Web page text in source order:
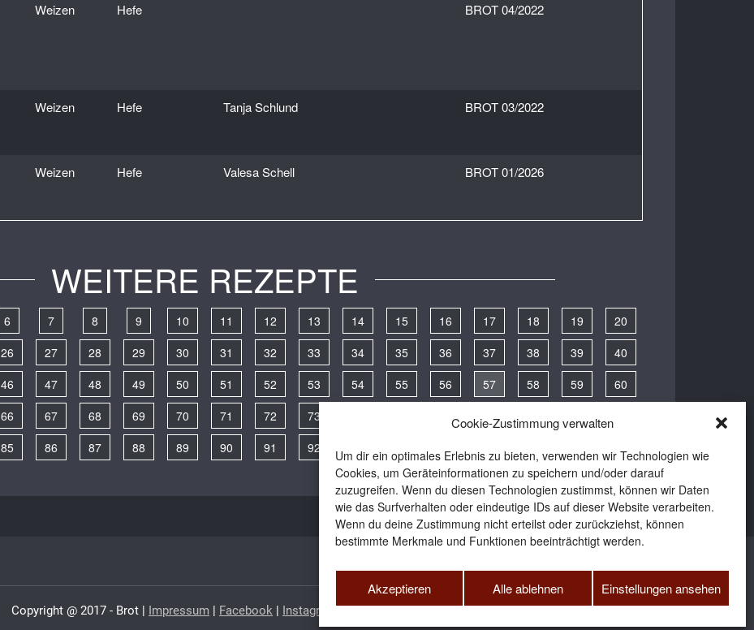
Cookie-Zustimmung verwalten
Um dir ein optimales Erlebnis zu bieten, verwenden wir Technologien wie
Cookies, um Geräteinformationen zu speichern und/oder darauf
zuzugreifen. Wenn du diesen Technologien zustimmst, können wir Daten
wie das Surfverhalten oder eindeutige IDs auf dieser Website verarbeiten.
Wenn du deine Zustimmung nicht erteilst oder zurückziehst, können
bestimmte Merkmale und Funktionen beeinträchtigt werden.
Akzeptieren Alle ablehnen Einstellungen ansehen
Weizen Hefe BROT 04/2022
Weizen Hefe Tanja Schlund BROT 03/2022
Weizen Hefe Valesa Schell BROT 01/2026
WEITERE REZEPTE
6 7 8 9 10 11 12 13 14 15 16 17 18 19
20
26 27 28 29 30 31 32 33 34 35 36 37 38 39
40
46 47 48 49 50 51 52 53 54 55 56 57 58 59
60
66 67 68 69 70 71 72 73 77
85 86 87 88 89 90 91 92 93 95
Copyright @ 2017 - Brot | Impressum | Facebook | Instagram|Newsletter